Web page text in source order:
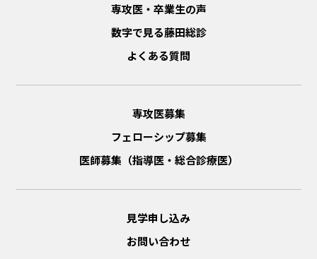
専攻医・卒業生の声
数字で見る藤田総診
よくある質問
専攻医募集
フェローシップ募集
医師募集（指導医・総合診療医）
見学申し込み
お問い合わせ